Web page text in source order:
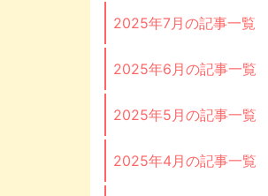
2025年7月の記事一覧
2025年6月の記事一覧
2025年5月の記事一覧
2025年4月の記事一覧